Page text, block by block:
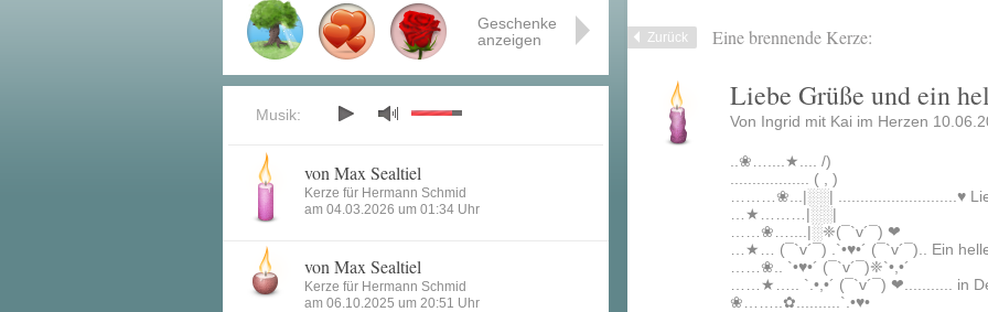
Zurück Eine brennende Kerze:
Liebe Grüße und ein
Von Ingrid mit Kai im Herzen
..❀…....★.... /)
.................. ( , )
………❀...|░░| ...........................♥
…★………|░░|
……❀…....|░❈(¯`v´¯) ❤
…★… (¯`v´¯) .`•♥•´ (¯`v´¯).. Ein
……❀.. `•♥•´ (¯`v´¯)❈`•,•´
……★….. `.•,•´ (¯`v´¯) ❤........... in
❀……..✿..........`.•♥•
Geschenke
anzeigen
Musik:
von Max Sealtiel
Kerze für Hermann Schmid
am 04.03.2026 um 01:34 Uhr
von Max Sealtiel
Kerze für Hermann Schmid
am 06.10.2025 um 20:51 Uhr